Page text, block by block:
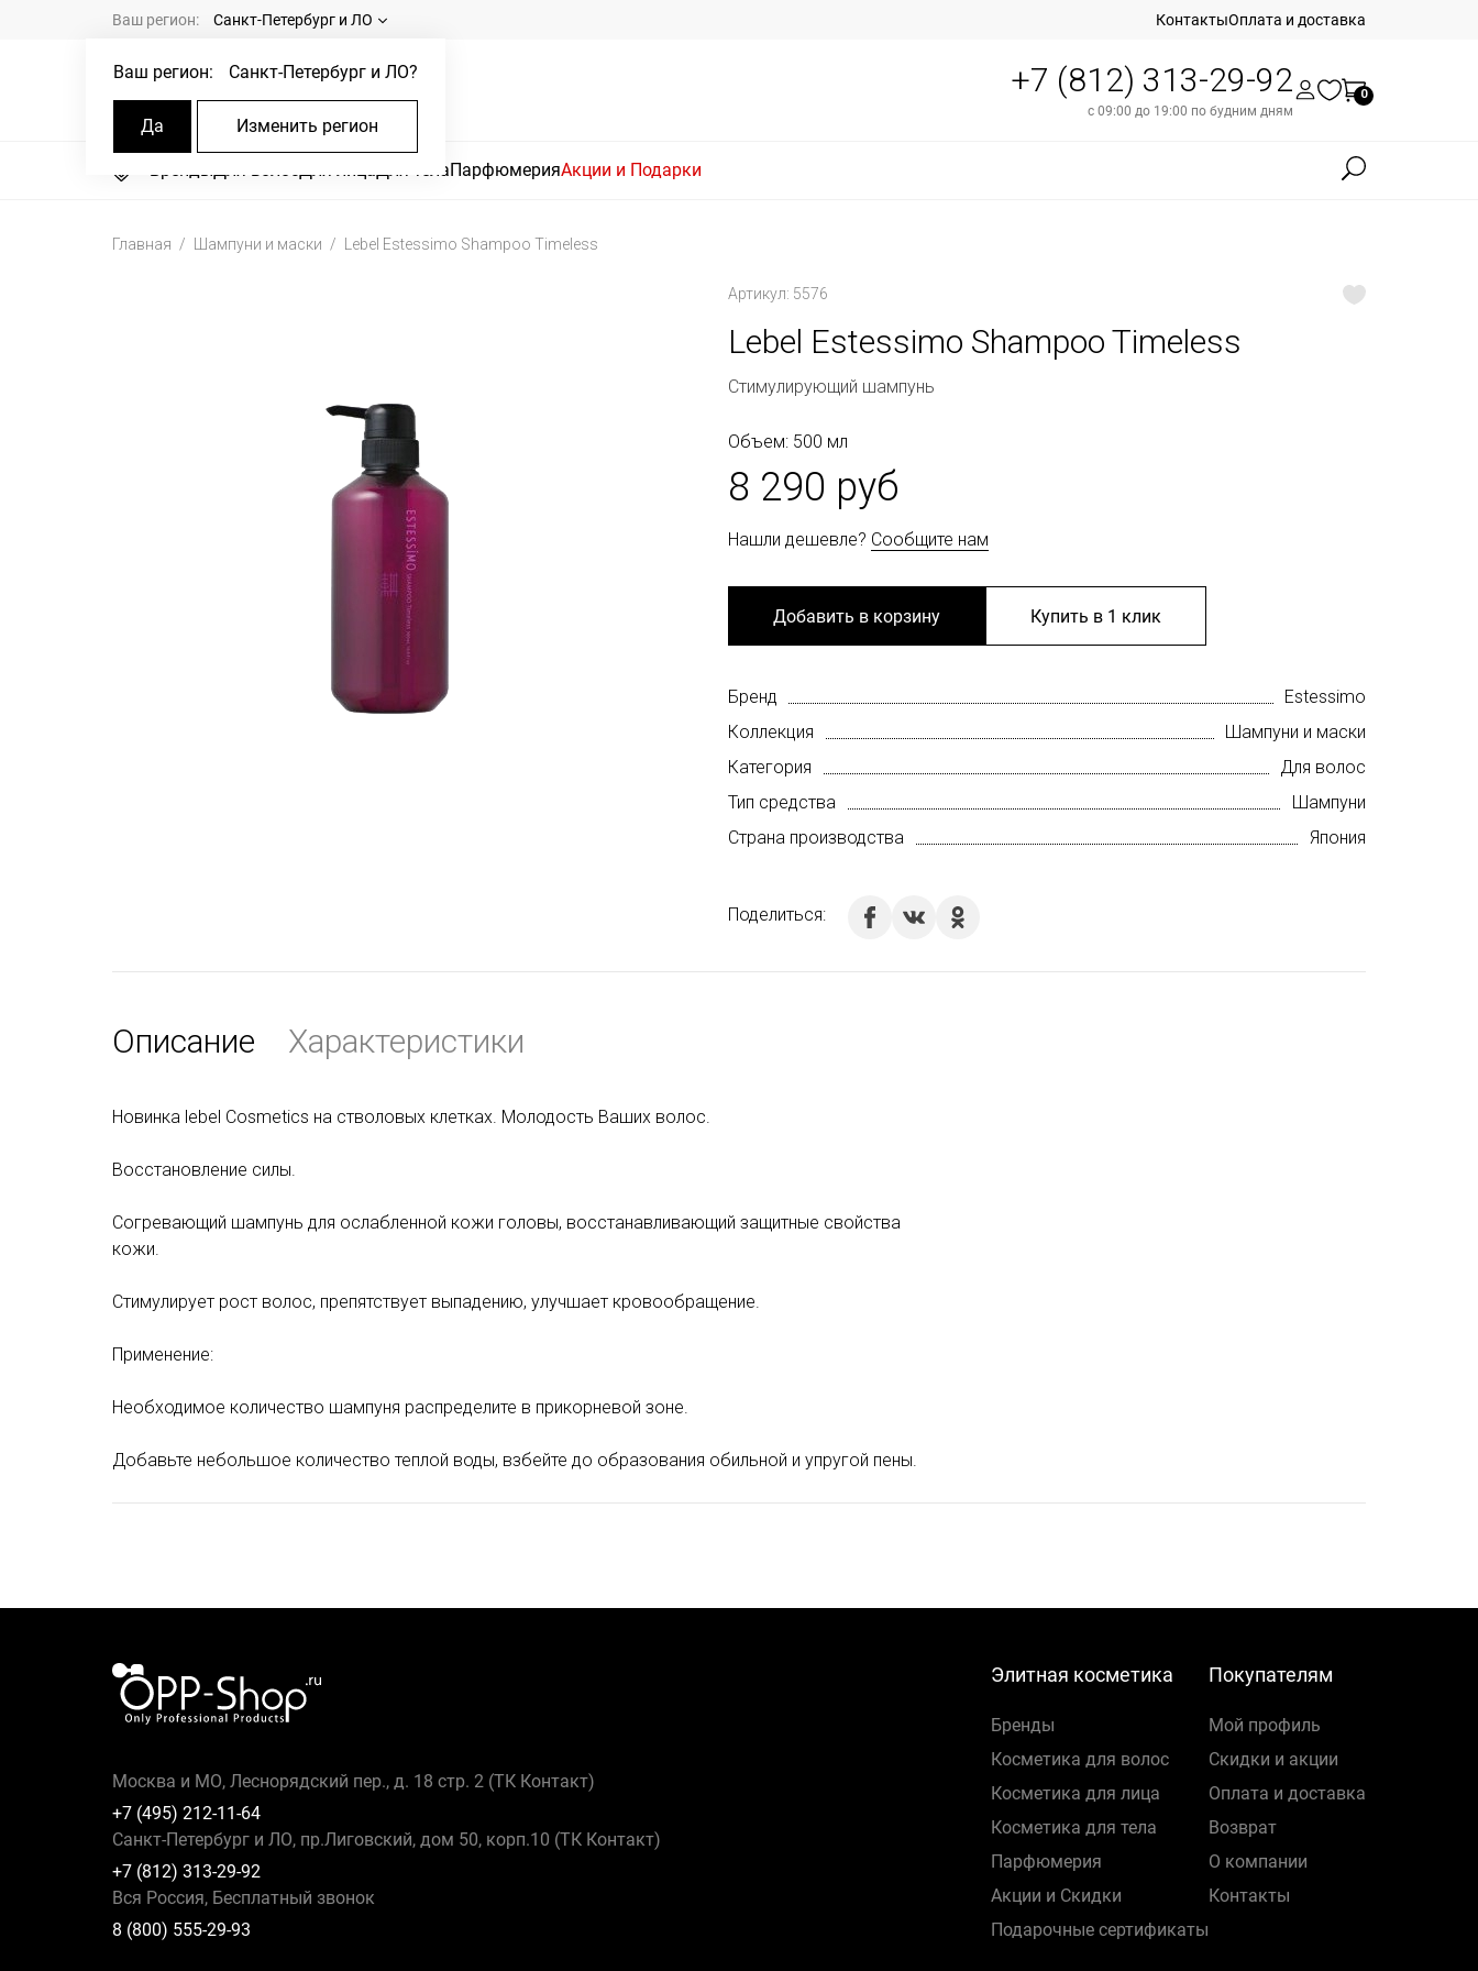
Ваш регион: Санкт-Петербург и ЛО
Ваш регион: Санкт-Петербург и ЛО?
Да Изменить регион
КонтактыОплата и доставка
+7 (812) 313-29-92
с 09:00 до 19:00 по будним дням
0
БрендыДля волосДля лицаДля телаПарфюмерияАкции и Подарки
Главная Шампуни и маски Lebel Estessimo Shampoo Timeless
Артикул: 5576
Lebel Estessimo Shampoo Timeless
Стимулирующий шампунь
Объем: 500 мл
8 290 руб
Нашли дешевле? Сообщите нам
Добавить в корзину Купить в 1 клик
Бренд
Estessimo
Коллекция
Шампуни и маски
Категория
Для волос
Тип средства
Шампуни
Страна производства
Япония
Поделиться:
Описание Характеристики
Новинка lebel Cosmetics на стволовых клетках. Молодость Ваших волос.
Восстановление силы.
Согревающий шампунь для ослабленной кожи головы, восстанавливающий защитные свойства
кожи.
Стимулирует рост волос, препятствует выпадению, улучшает кровообращение.
Применение:
Необходимое количество шампуня распределите в прикорневой зоне.
Добавьте небольшое количество теплой воды, взбейте до образования обильной и упругой пены.
Москва и МО, Леснорядский пер., д. 18 стр. 2 (ТК Контакт)
+7 (495) 212-11-64
Санкт-Петербург и ЛО, пр.Лиговский, дом 50, корп.10 (ТК Контакт)
+7 (812) 313-29-92
Вся Россия, Бесплатный звонок
8 (800) 555-29-93
Элитная косметика
Бренды
Косметика для волос
Косметика для лица
Косметика для тела
Парфюмерия
Акции и Скидки
Подарочные сертификаты
Покупателям
Мой профиль
Скидки и акции
Оплата и доставка
Возврат
О компании
Контакты